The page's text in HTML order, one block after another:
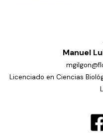
Manuel
Licenciado en Ciencias